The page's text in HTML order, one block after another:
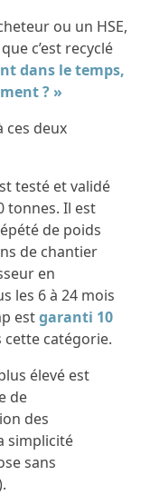
ou un HSE,
c’est recyclé
dans le temps,
? »
ces deux
testé et validé
tonnes. Il est
de poids
de chantier
en
les 6 à 24 mois
estgaranti 10
cette catégorie.
élevé est
de
des
simplicité
sans